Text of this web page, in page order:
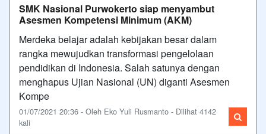
SMK Nasional Purwokerto siap menyambut
Asesmen Kompetensi Minimum (AKM)
Merdeka belajar adalah kebijakan besar dalam
rangka mewujudkan transformasi pengelolaan
pendidikan di Indonesia. Salah satunya dengan
menghapus Ujian Nasional (UN) diganti Asesmen
Kompe
01/07/2021 20:36 - Oleh Eko Yuli Rusmanto - Dilihat 4142
kali